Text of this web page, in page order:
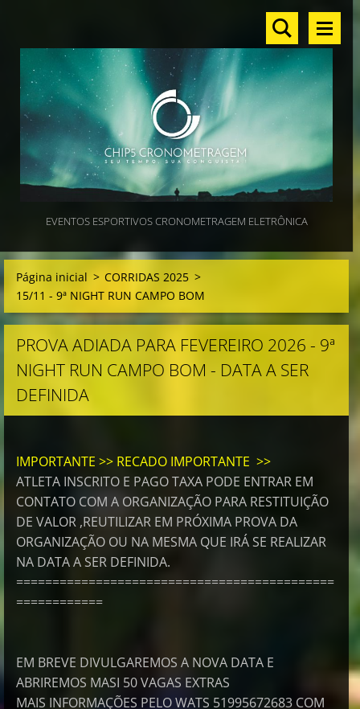
EVENTOS ESPORTIVOS CRONOMETRAGEM ELETRÔNICA
Página inicial > CORRIDAS 2025 >
15/11 - 9ª NIGHT RUN CAMPO BOM
PROVA ADIADA PARA FEVEREIRO 2026 - 9ª
NIGHT RUN CAMPO BOM - DATA A SER
DEFINIDA
IMPORTANTE >> RECADO IMPORTANTE >>
ATLETA INSCRITO E PAGO TAXA PODE ENTRAR EM
CONTATO COM A ORGANIZAÇÃO PARA RESTITUIÇÃO
DE VALOR ,REUTILIZAR EM PRÓXIMA PROVA DA
ORGANIZAÇÃO OU NA MESMA QUE IRÁ SE REALIZAR
NA DATA A SER DEFINIDA.
============================================
============
EM BREVE DIVULGAREMOS A NOVA DATA E
ABRIREMOS MASI 50 VAGAS EXTRAS
MAIS INFORMAÇÕES PELO WATS 51995672683 COM